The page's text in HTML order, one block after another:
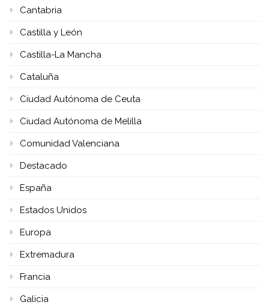
Cantabria
Castilla y León
Castilla-La Mancha
Cataluña
Ciudad Autónoma de Ceuta
Ciudad Autónoma de Melilla
Comunidad Valenciana
Destacado
España
Estados Unidos
Europa
Extremadura
Francia
Galicia